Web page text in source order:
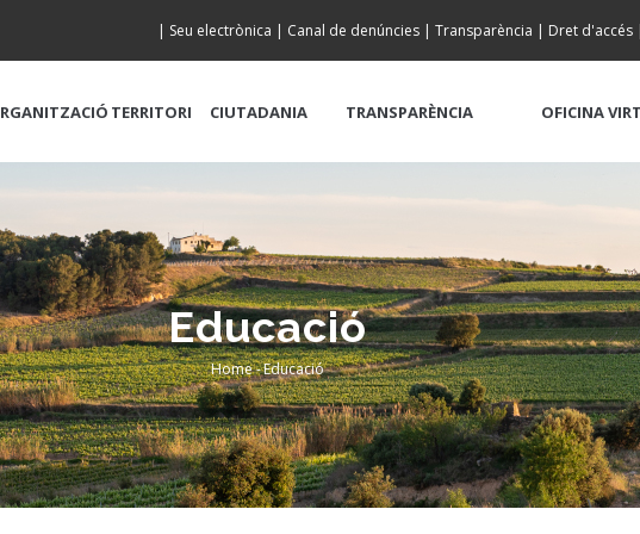
| Seu electrònica | Canal de denúncies | Transparència | Dret d'accés
TERRITORI CIUTADANIA TRANSPARÈNCIA OFICINA
Educació
Breadcrumb
Home-Educació